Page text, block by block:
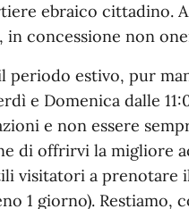
ebraico cittadino.
in concessione non
periodo estivo, pur
e Domenica dalle
e non essere
di offrirvi la migliore
visitatori a prenotare
1 giorno). Restiamo,